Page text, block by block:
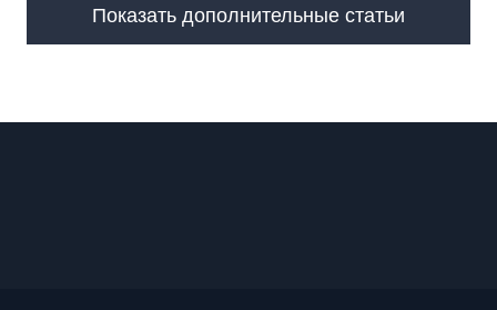
Показать дополнительные статьи